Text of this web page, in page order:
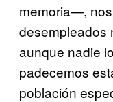
memoria—,
desempleados
aunque nadie
padecemos
población